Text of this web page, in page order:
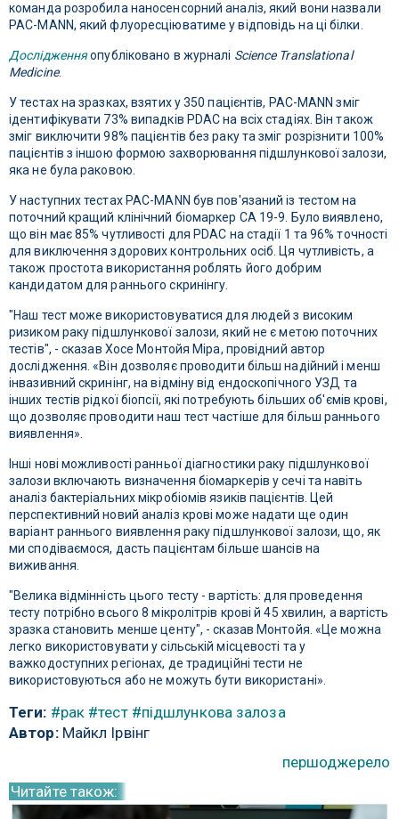
команда розробила наносенсорний аналіз, який вони назвали
PAC-MANN, який флуоресціюватиме у відповідь на ці білки.
Дослідженняопубліковано в журналі Science Translational
Medicine.
У тестах на зразках, взятих у 350 пацієнтів, PAC-MANN зміг
ідентифікувати 73% випадків PDAC на всіх стадіях. Він також
зміг виключити 98% пацієнтів без раку та зміг розрізнити 100%
пацієнтів з іншою формою захворювання підшлункової залози,
яка не була раковою.
У наступних тестах PAC-MANN був пов'язаний із тестом на
поточний кращий клінічний біомаркер CA 19-9. Було виявлено,
що він має 85% чутливості для PDAC на стадії 1 та 96% точності
для виключення здорових контрольних осіб. Ця чутливість, а
також простота використання роблять його добрим
кандидатом для раннього скринінгу.
"Наш тест може використовуватися для людей з високим
ризиком раку підшлункової залози, який не є метою поточних
тестів", - сказав Хосе Монтойя Міра, провідний автор
дослідження. «Він дозволяє проводити більш надійний і менш
інвазивний скринінг, на відміну від ендоскопічного УЗД та
інших тестів рідкої біопсії, які потребують більших об'ємів крові,
що дозволяє проводити наш тест частіше для більш раннього
виявлення».
Інші нові можливості ранньої діагностики раку підшлункової
залози включають визначення біомаркерів у сечі та навіть
аналіз бактеріальних мікробіомів язиків пацієнтів. Цей
перспективний новий аналіз крові може надати ще один
варіант раннього виявлення раку підшлункової залози, що, як
ми сподіваємося, дасть пацієнтам більше шансів на
виживання.
"Велика відмінність цього тесту - вартість: для проведення
тесту потрібно всього 8 мікролітрів крові й 45 хвилин, а вартість
зразка становить менше центу", - сказав Монтойя. «Це можна
легко використовувати у сільській місцевості та у
важкодоступних регіонах, де традиційні тести не
використовуються або не можуть бути використані».
Теги: #рак #тест #підшлункова залоза
Автор:Майкл Ірвінг
першоджерело
Читайте також: